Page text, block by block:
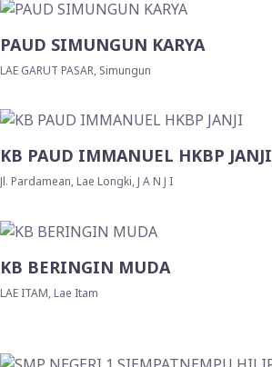
PAUD SIMUNGUN KARYA
LAE GARUT PASAR, Simungun
KB PAUD IMMANUEL HKBP JANJI
Jl. Pardamean, Lae Longki, J A N J I
KB BERINGIN MUDA
LAE ITAM, Lae Itam